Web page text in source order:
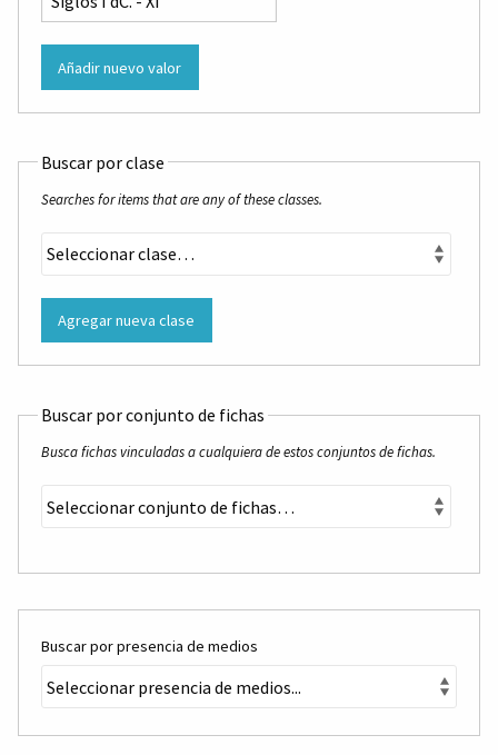
Añadir nuevo valor
Buscar por clase
Searches for items that are any of these classes.
Agregar nueva clase
Buscar por conjunto de fichas
Busca fichas vinculadas a cualquiera de estos conjuntos de fichas.
Buscar por presencia de medios